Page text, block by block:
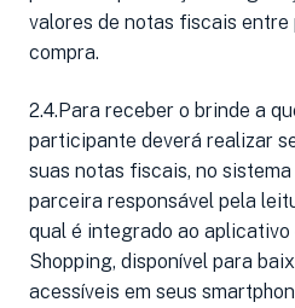
valores de notas fiscais
compra.
2.4.Para receber o brinde a
participante deverá realizar
suas notas fiscais, no
parceira responsável pela
qual é integrado ao
Shopping, disponível para
acessíveis em seus